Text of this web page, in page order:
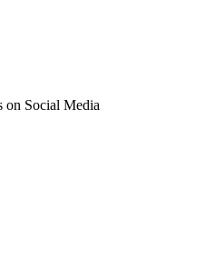
on Social Media